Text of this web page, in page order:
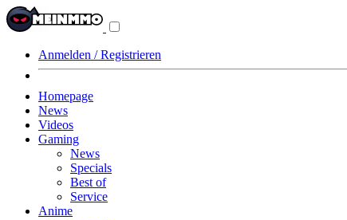
Anmelden / Registrieren
Homepage
News
Videos
Gaming
News
Specials
Best of
Service
Anime